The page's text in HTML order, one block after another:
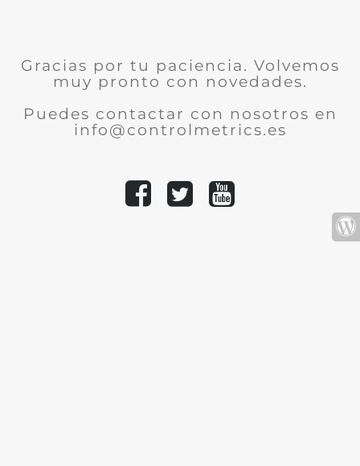
Gracias por tu paciencia. Volvemos
muy pronto con novedades.
Puedes contactar con nosotros en
info@controlmetrics.es